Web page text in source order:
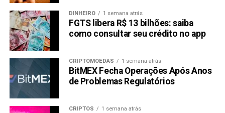
entanto, desde seu lançamento há três anos, FLOKI viu um
crescimento notável de 145.732%. Isso demonstra o
potencial para retornos substanciais, mesmo diante de
contratempos de curto prazo.
Bonk (BONK)
DINHEIRO 1 semana atrás
FGTS libera R$ 13 bilhões: saiba
como consultar seu crédito no app
CRIPTOMOEDAS 1 semana atrás
BitMEX Fecha Operações Após Anos
de Problemas Regulatórios
CRIPTOS 1 semana atrás